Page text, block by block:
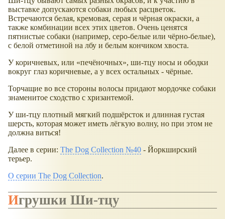
выставке допускаются собаки любых расцветок.
Встречаются белая, кремовая, серая и чёрная окраски, а
также комбинации всех этих цветов. Очень ценятся
пятнистые собаки (например, серо-белые или чёрно-белые),
с белой отметиной на лбу и белым кончиком хвоста.
У коричневых, или «печёночных», ши-тцу носы и ободки
вокруг глаз коричневые, а у всех остальных - чёрные.
Торчащие во все стороны волосы придают мордочке собаки
знаменитое сходство с хризантемой.
У ши-тцу плотный мягкий подшёрсток и длинная густая
шерсть, которая может иметь лёгкую волну, но при этом не
должна виться!
Далее в серии: The Dog Collection №40 - Йоркширский
терьер.
О серии The Dog Collection.
Игрушки Ши-тцу